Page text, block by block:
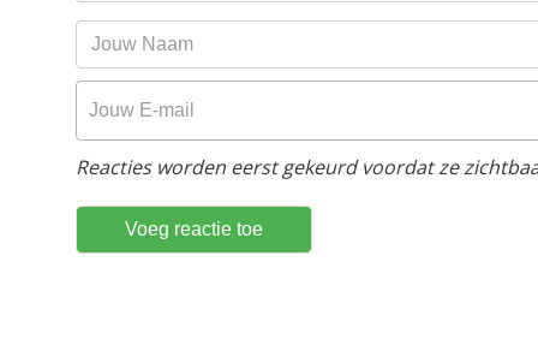
Reacties worden eerst gekeurd voordat ze